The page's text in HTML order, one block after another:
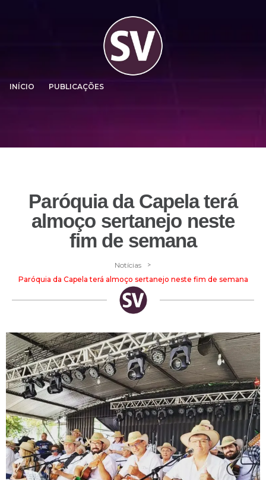
INÍCIO PUBLICAÇÕES
Paróquia da Capela terá
almoço sertanejo neste
fim de semana
Notícias >
Paróquia da Capela terá almoço sertanejo neste fim de semana